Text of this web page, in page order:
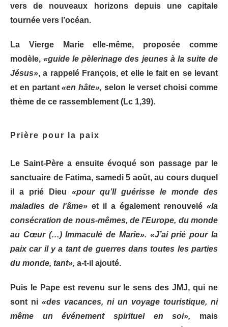
vers de nouveaux horizons depuis une capitale
tournée vers l’océan.
La Vierge Marie elle-même, proposée comme
modèle,«guide le pèlerinage des jeunes à la suite de
Jésus», a rappelé François, et elle le fait en se levant
et en partant«en hâte», selon le verset choisi comme
thème de ce rassemblement (Lc 1,39).
Prière pour la paix
Le Saint-Père a ensuite évoqué son passage par le
sanctuaire de Fatima, samedi 5 août, au cours duquel
il a prié Dieu «pour qu’Il guérisse le monde des
maladies de l'âme» et il a également renouvelé «la
consécration de nous-mêmes, de l'Europe, du monde
au Cœur (…) Immaculé de Marie». «J’ai prié pour la
paix car il y a tant de guerres dans toutes les parties
du monde, tant», a-t-il ajouté.
Puis le Pape est revenu sur le sens des JMJ, qui ne
sont ni «des vacances, ni un voyage touristique, ni
même un événement spirituel en soi», mais